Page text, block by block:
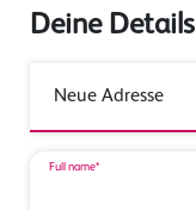
Deine Details
Full name*